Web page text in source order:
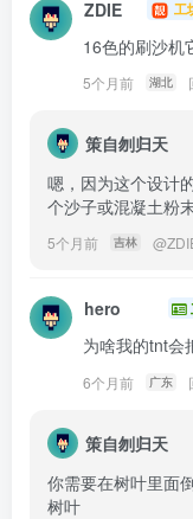
ZDIE 工
16色的刷沙机
5个月前 湖北
策自刎归天
嗯，因为这个设计
个沙子或混凝土粉
5个月前 吉林 @
hero
为啥我的tnt会
6个月前 广东
策自刎归天
你需要在树叶里面
树叶